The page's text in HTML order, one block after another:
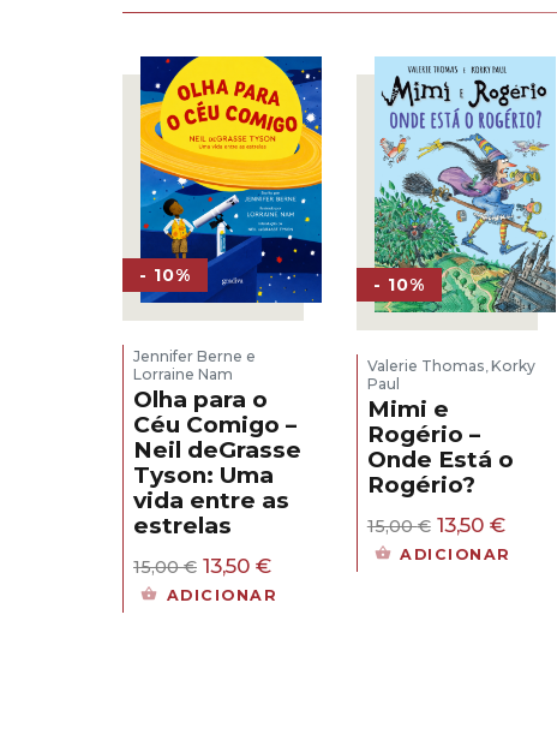
- 10%
Jennifer Berne e
Lorraine Nam
Olha para o
Céu Comigo –
Neil deGrasse
Tyson: Uma
vida entre as
estrelas
15,00€ O
preço
13,50 €O
preço
ADICIONAR
- 10%
Valerie Thomas,Korky
Paul
Mimi e
Rogério –
Onde Está o
Rogério?
15,00€ O
preço
13,50 €O
preço
ADICIONAR